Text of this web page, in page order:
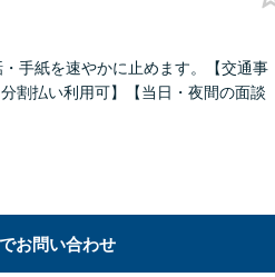
手紙を速やかに止めます。【交通事
割払い利用可】【当日・夜間の面談
お問い合わせ